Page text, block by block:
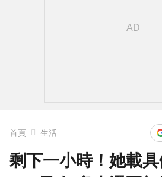
首頁 生活
剩下一小時！她載